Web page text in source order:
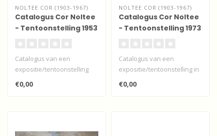
NOLTEE COR (1903-1967)
Catalogus Cor Noltee
- Tentoonstelling 1953
Catalogus van een
expositie/tentoonstelling
van Cor Noltee van 6 tot 21
juni 19..
€0,00
NOLTEE COR (1903-1967)
Catalogus Cor Noltee
- Tentoonstelling 1973
Catalogus van een
expositie/tentoonstelling in
het Dordrechts Museum 16
septembe..
€0,00